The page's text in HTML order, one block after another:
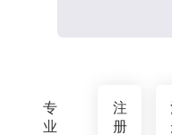
专
业
注
册